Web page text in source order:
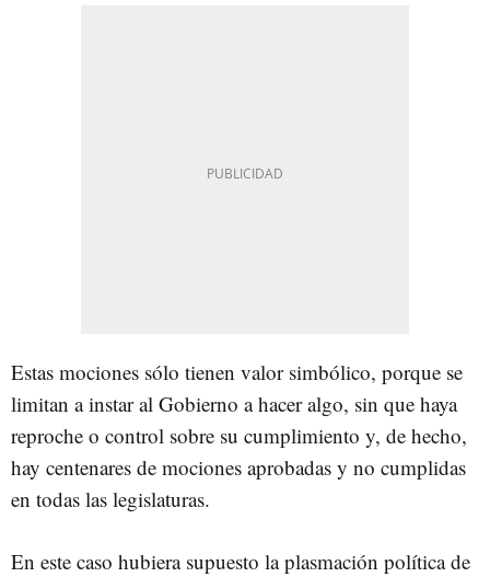
Estas mociones sólo tienen valor simbólico, porque se
limitan a instar al Gobierno a hacer algo, sin que haya
reproche o control sobre su cumplimiento y, de hecho,
hay centenares de mociones aprobadas y no cumplidas
en todas las legislaturas.
En este caso hubiera supuesto la plasmación política de